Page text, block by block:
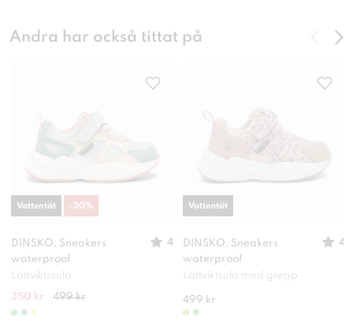
Andra har också tittat på
DINSKO, Sneakers
waterproof
4
Lättviktssula
350 kr 499 kr
Vattentät -30%
DINSKO, Sneakers
waterproof
4
Lättviktsula med grepp
499 kr
Vattentät